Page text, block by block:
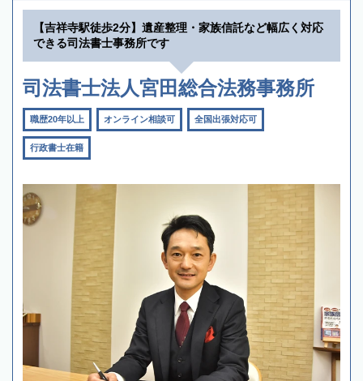
【吉祥寺駅徒歩2分】遺産整理・家族信託など幅広く対応
できる司法書士事務所です
司法書士法人宮田総合法務事務所
職歴20年以上 オンライン相談可 全国出張対応可
行政書士在籍